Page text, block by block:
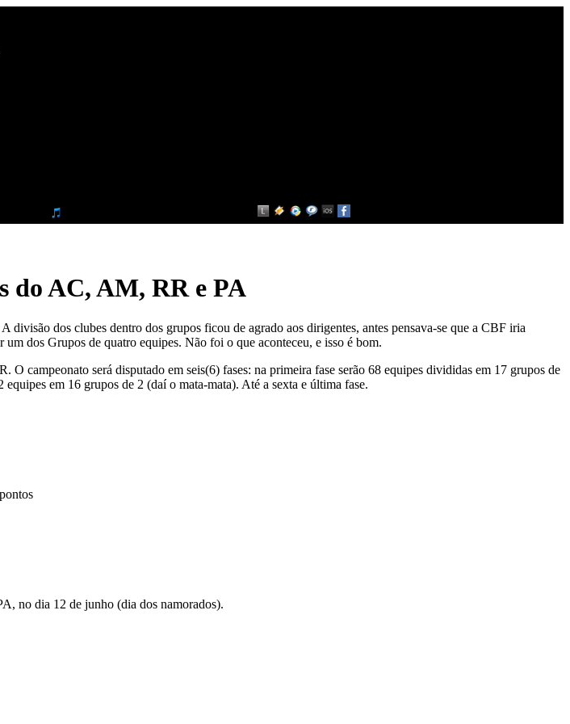
do AC, AM, RR e PA
dos clubes dentro dos grupos ficou de agrado aos dirigentes, antes pensava-se que a CBF iria
dos Grupos de quatro equipes. Não foi o que aconteceu, e isso é bom.
será disputado em seis(6) fases: na primeira fase serão 68 equipes divididas em 17 grupos de
em 16 grupos de 2 (daí o mata-mata). Até a sexta e última fase.
no dia 12 de junho (dia dos namorados).